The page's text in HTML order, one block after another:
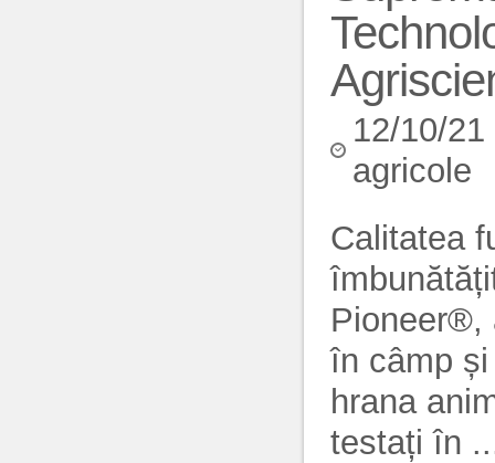
12/10/
agricole
Calitatea
Pioneer®,
în câmp
hrana
testați în